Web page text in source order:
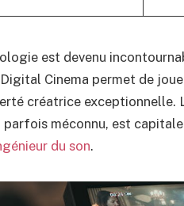
est devenu
Cinema permet de
créatrice exceptionnelle.
méconnu, est
du son.